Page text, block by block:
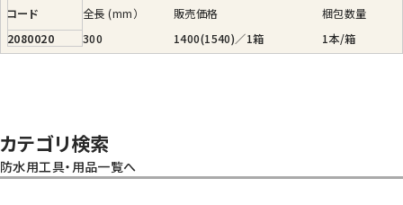
コード 全長 (mm） 販売価格
梱包数量
2080020
300 1400(1540)／1箱 1本/箱
カテゴリ検索
防水用工具・用品一覧へ